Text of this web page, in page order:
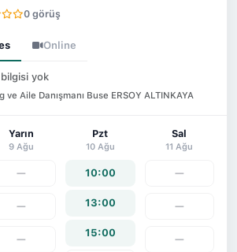
0 görüş
Online
yok
ve Aile Danışmanı Buse ERSOY ALTINKAYA
Yarın
9 Ağu
—
—
—
Pzt
10 Ağu
10:00
13:00
15:00
Sal
11 Ağu
—
—
—